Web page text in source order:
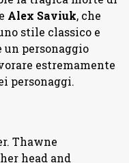
Alex Saviuk, che
stile classico e
personaggio
estremamente
personaggi.
Thawne
head and